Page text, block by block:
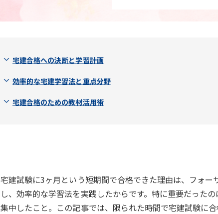
宅建合格への決断と学習計画
効率的な宅建学習法と重点分野
宅建合格のための教材活用術
宅建試験に3ヶ月という短期間で合格できた理由は、フォ
し、効率的な学習法を実践したからです。特に重要だった
集中したこと。この記事では、限られた時間で宅建試験に